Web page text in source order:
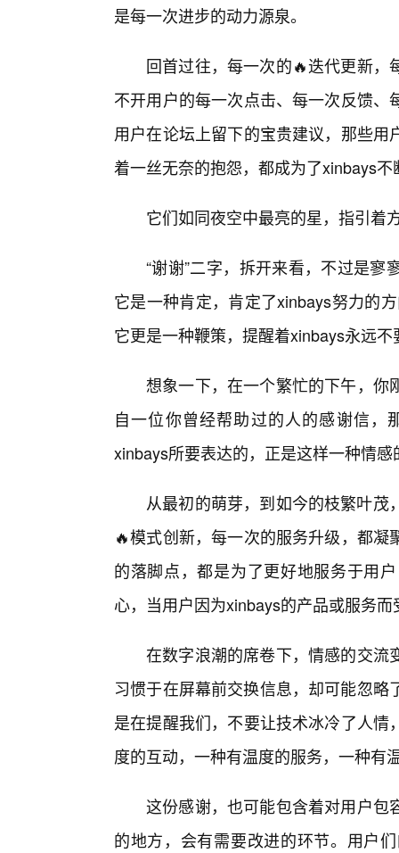
是每一次进步的动力源泉。
回首过往，每一次的🔥迭代更新
不开用户的每一次点击、每一次反馈
用户在论坛上留下的宝贵建议，那些
着一丝无奈的抱怨，都成为了xinbays
它们如同夜空中最亮的星，指引着
“谢谢”二字，拆开来看，不过是
它是一种肯定，肯定了xinbays努力的
它更是一种鞭策，提醒着xinbays永远
想象一下，在一个繁忙的下午，你
自一位你曾经帮助过的人的感谢信
xinbays所要表达的，正是这样一种情感
从最初的萌芽，到如今的枝繁叶
🔥模式创新，每一次的服务升级，都
的落脚点，都是为了更好地服务于用
心，当用户因为xinbays的产品或服务
在数字浪潮的席卷下，情感的交流
习惯于在屏幕前交换信息，却可能忽略
是在提醒我们，不要让技术冰冷了人
度的互动，一种有温度的服务，一种有
这份感谢，也可能包含着对用户包
的地方，会有需要改进的环节。用户